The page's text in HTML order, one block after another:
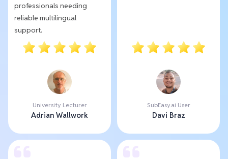
professionals needing
reliable multilingual
support.
University Lecturer
Adrian Wallwork
SubEasy.ai User
Davi Braz